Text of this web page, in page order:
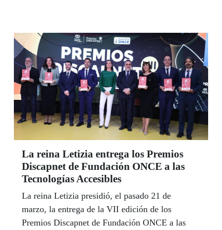
Villanueva Mateo, y amenizado con la voz de la
soprano afiliada Marina Rojas.
La reina Letizia entrega los Premios
Discapnet de Fundación ONCE a las
Tecnologías Accesibles
La reina Letizia presidió, el pasado 21 de
marzo, la entrega de la VII edición de los
Premios Discapnet de Fundación ONCE a las